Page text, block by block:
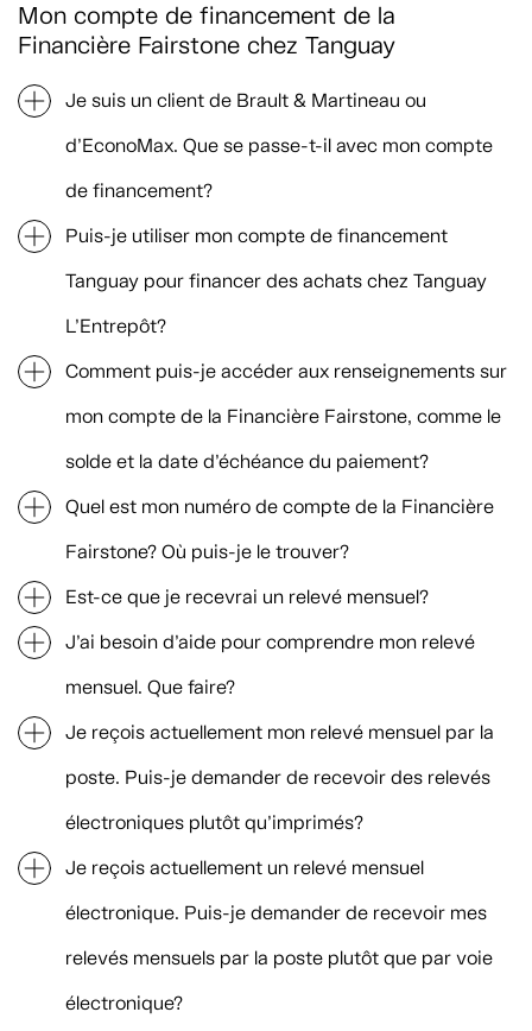
Mon compte de financement de la
Financière Fairstone chez Tanguay
Je suis un client de Brault & Martineau ou
d’EconoMax. Que se passe-t-il avec mon compte
de financement?
Puis-je utiliser mon compte de financement
Tanguay pour financer des achats chez Tanguay
L’Entrepôt?
Comment puis-je accéder aux renseignements sur
mon compte de la Financière Fairstone, comme le
solde et la date d’échéance du paiement?
Quel est mon numéro de compte de la Financière
Fairstone? Où puis-je le trouver?
Est-ce que je recevrai un relevé mensuel?
J’ai besoin d’aide pour comprendre mon relevé
mensuel. Que faire?
Je reçois actuellement mon relevé mensuel par la
poste. Puis-je demander de recevoir des relevés
électroniques plutôt qu’imprimés?
Je reçois actuellement un relevé mensuel
électronique. Puis-je demander de recevoir mes
relevés mensuels par la poste plutôt que par voie
électronique?